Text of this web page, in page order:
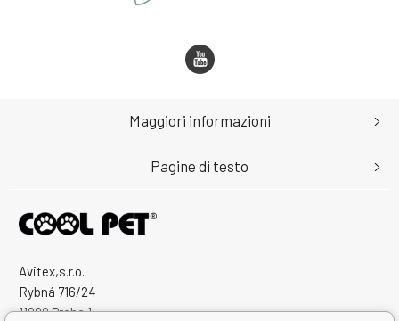
Avitex,s.r.o.
Rybná 716/24
11000 Praha 1
Maggiori informazioni
Pagine di testo